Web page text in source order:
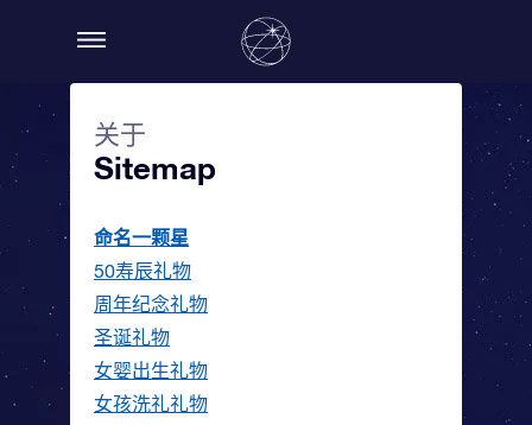
关于
Sitemap
命名一颗星
50寿辰礼物
周年纪念礼物
圣诞礼物
女婴出生礼物
女孩洗礼礼物